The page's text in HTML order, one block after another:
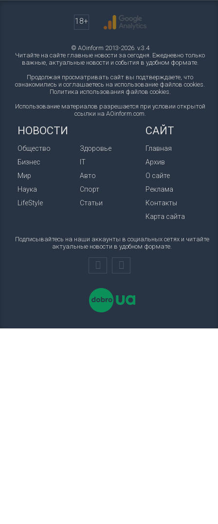
18+
© AOinform 2013-2026. v.3.4
Читайте на сайте главные новости за сегодня. Ежедневно только
важные, актуальные новости и события в удобном формате.
Продолжая просматривать сайт вы подтверждаете, что
ознакомились и соглашаетесь на использование файлов cookies.
Политика использования файлов cookies.
Использование материалов разрешается при условии открытой
ссылки на AOinform.com.
НОВОСТИ
Общество
Бизнес
Мир
Наука
LifeStyle
Здоровье
IT
Авто
Спорт
Статьи
САЙТ
Главная
Архив
О сайте
Реклама
Контакты
Карта сайта
Подписывайтесь на наши аккаунты в социальных сетях и читайте
актуальные новости в удобном формате.